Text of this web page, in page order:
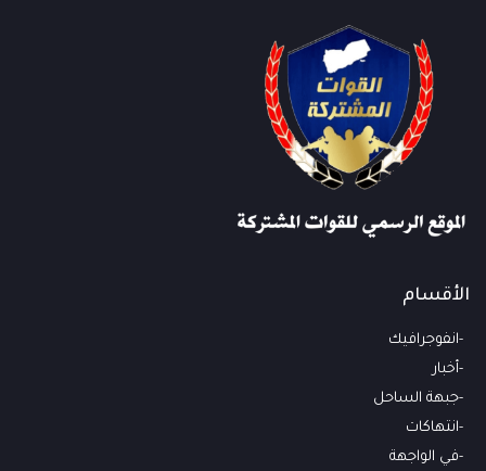
الأقسام
انفوجرافيك
أخبار
جبهة الساحل
انتهاكات
في الواجهة